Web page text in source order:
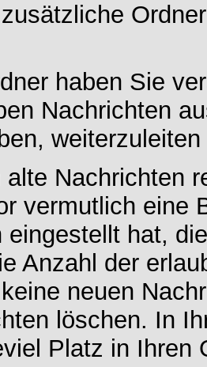
haben Sie
Nachrichten
Nachrichten
vermutlich eine
eingestellt hat,
Anzahl der
neuen
löschen. In
Platz in Ihren